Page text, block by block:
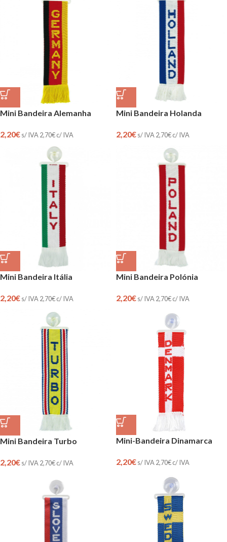
Mini Bandeira Alemanha
2,20€s/ IVA 2,70€c/ IVA
Mini Bandeira Holanda
2,20€s/ IVA 2,70€c/ IVA
Mini Bandeira Itália
2,20€s/ IVA2,70€c/ IVA
Mini Bandeira Polónia
2,20€s/ IVA2,70€c/ IVA
Mini Bandeira Turbo
2,20€s/ IVA 2,70€c/ IVA
Mini-Bandeira Dinamarca
2,20€s/ IVA2,70€c/ IVA